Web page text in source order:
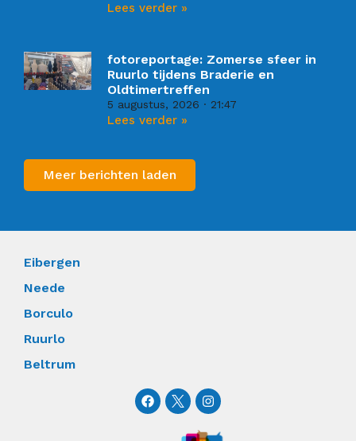
Lees verder »
fotoreportage: Zomerse sfeer in
Ruurlo tijdens Braderie en
Oldtimertreffen
5 augustus, 2026 21:47
Lees verder »
Meer berichten laden
Eibergen
Neede
Borculo
Ruurlo
Beltrum
F
a
c
I
n
s
t